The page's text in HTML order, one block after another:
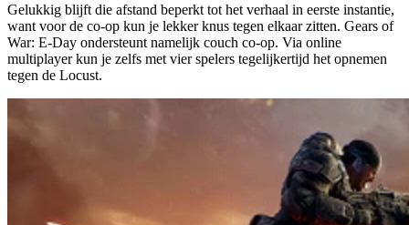
Gelukkig blijft die afstand beperkt tot het verhaal in eerste instantie,
want voor de co-op kun je lekker knus tegen elkaar zitten. Gears of
War: E-Day ondersteunt namelijk couch co-op. Via online
multiplayer kun je zelfs met vier spelers tegelijkertijd het opnemen
tegen de Locust.